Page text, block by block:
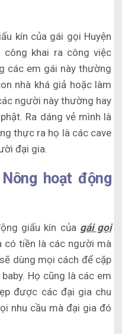
kín của gái gọi Huyện
công khai ra công việc
các em gái này thường
nhà khá giả hoặc làm
người này thường hay
Ra dáng vẻ mình là
thực ra họ là các cave
đại gia.
hoạt động
giấu kín của gái gọi
có tiền là các người mà
dùng mọi cách để cặp
Họ cũng là các em
được các đại gia chu
nhu cầu mà đại gia đó